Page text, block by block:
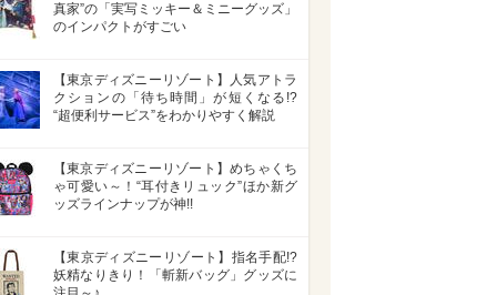
真家”の「実写ミッキー＆ミニーグッズ」
のインパクトがすごい
【東京ディズニーリゾート】人気アトラ
クションの「待ち時間」が短くなる!?
“超便利サービス”をわかりやすく解説
【東京ディズニーリゾート】めちゃくち
ゃ可愛い～！“耳付きリュック”ほか新グ
ッズラインナップが神!!
【東京ディズニーリゾート】指名手配!?
妖精なりきり！「斬新バッグ」グッズに